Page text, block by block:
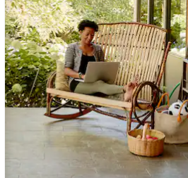
se strelicama prema gore i prema